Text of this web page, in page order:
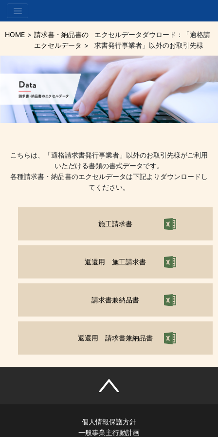
HOME
請求書・納品書の
エクセルデータ
エクセルデータダウロード：「適格請
求書発行事業者」以外のお取引先様
こちらは、「適格請求書発行事業者」以外のお取引先様がご利用
いただける書類の書式データです。
各種請求書・納品書のエクセルデータは下記よりダウンロードし
てください。
施工請求書
返還用 施工請求書
請求書兼納品書
返還用 請求書兼納品書
個人情報保護方針
一般事業主行動計画